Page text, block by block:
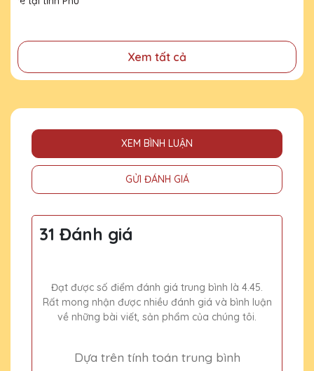
cá nhân, tập thể
đã cống hiến, đóng góp cho doanh nghiệp, cho cộng
Xem tất cả
XEM BÌNH LUẬN
GỬI ĐÁNH GIÁ
31 Đánh giá
Đạt được số điểm đánh giá trung bình là 4.45.
Rất mong nhận được nhiều đánh giá và bình luận
về những bài viết, sản phẩm của chúng tôi.
Dựa trên tính toán trung bình